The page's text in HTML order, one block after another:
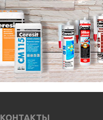
КОНТАКТЫ